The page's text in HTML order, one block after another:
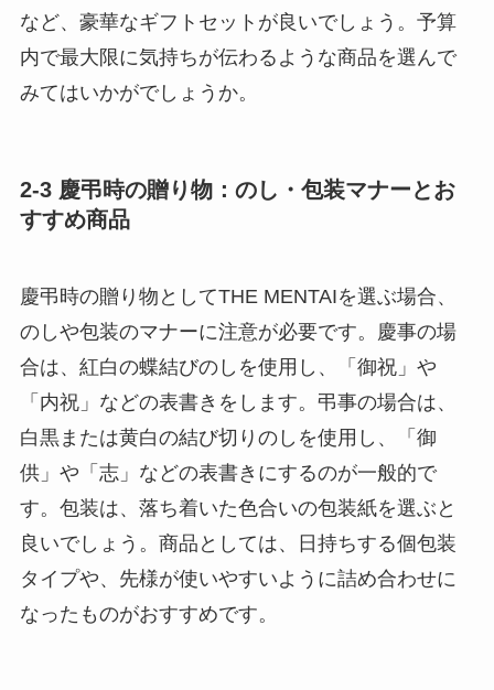
など、豪華なギフトセットが良いでしょう。予算
内で最大限に気持ちが伝わるような商品を選んで
みてはいかがでしょうか。
2-3 慶弔時の贈り物：のし・包装マナーとお
すすめ商品
慶弔時の贈り物としてTHE MENTAIを選ぶ場合、
のしや包装のマナーに注意が必要です。慶事の場
合は、紅白の蝶結びのしを使用し、「御祝」や
「内祝」などの表書きをします。弔事の場合は、
白黒または黄白の結び切りのしを使用し、「御
供」や「志」などの表書きにするのが一般的で
す。包装は、落ち着いた色合いの包装紙を選ぶと
良いでしょう。商品としては、日持ちする個包装
タイプや、先様が使いやすいように詰め合わせに
なったものがおすすめです。